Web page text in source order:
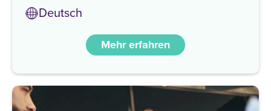
Deutsch
Mehr erfahren